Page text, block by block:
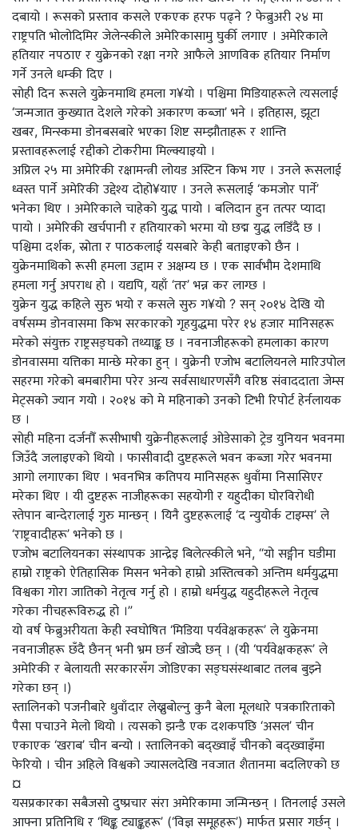
दबायो । रूसको प्रस्ताव कसले एकएक हरफ पढ्ने ? फेब्रुअरी २४ मा
राष्ट्रपति भोलोदिमिर जेलेन्स्कीले अमेरिकासामु घुर्की लगाए । अमेरिकाले
हतियार नपठाए र युक्रेनको रक्षा नगरे आफैले आणविक हतियार निर्माण
गर्ने उनले धम्की दिए ।
सोही दिन रूसले युक्रेनमाथि हमला ग¥यो । पश्चिमा मिडियाहरूले त्यसलाई
‘जन्मजात कुख्यात देशले गरेको अकारण कब्जा’ भने । इतिहास, झूटा
खबर, मिन्स्कमा डोनबसबारे भएका शिष्ट सम्झौताहरू र शान्ति
प्रस्तावहरूलाई रद्दीको टोकरीमा मिल्क्याइयो ।
अप्रिल २५ मा अमेरिकी रक्षामन्त्री लोयड अस्टिन किभ गए । उनले रूसलाई
ध्वस्त पार्ने अमेरिकी उद्देश्य दोहो¥याए । उनले रूसलाई ‘कमजोर पार्ने’
भनेका थिए । अमेरिकाले चाहेको युद्ध पायो । बलिदान हुन तत्पर प्यादा
पायो । अमेरिकी खर्चपानी र हतियारको भरमा यो छद्म युद्ध लडिँदै छ ।
पश्चिमा दर्शक, स्रोता र पाठकलाई यसबारे केही बताइएको छैन ।
युक्रेनमाथिको रूसी हमला उद्दाम र अक्षम्य छ । एक सार्वभौम देशमाथि
हमला गर्नु अपराध हो । यद्यपि, यहाँ ‘तर’ भन्न कर लाग्छ ।
युक्रेन युद्ध कहिले सुरु भयो र कसले सुरु ग¥यो ? सन् २०१४ देखि यो
वर्षसम्म डोनवासमा किभ सरकारको गृहयुद्धमा परेर १४ हजार मानिसहरू
मरेको संयुक्त राष्ट्रसङ्घको तथ्याङ्क छ । नवनाजीहरूको हमलाका कारण
डोनवासमा यत्तिका मान्छे मरेका हुन् । युक्रेनी एजोभ बटालियनले मारिउपोल
सहरमा गरेको बमबारीमा परेर अन्य सर्वसाधारणसँगै वरिष्ठ संवाददाता जेम्स
मेट्सको ज्यान गयो । २०१४ को मे महिनाको उनको टिभी रिपोर्ट हेर्नलायक
छ ।
सोही महिना दर्जनौँ रूसीभाषी युक्रेनीहरूलाई ओडेसाको ट्रेड युनियन भवनमा
जिउँदै जलाइएको थियो । फासीवादी दुष्टहरूले भवन कब्जा गरेर भवनमा
आगो लगाएका थिए । भवनभित्र कतिपय मानिसहरू धुवाँमा निसासिएर
मरेका थिए । यी दुष्टहरू नाजीहरूका सहयोगी र यहुदीका घोरविरोधी
स्तेपान बान्देरालाई गुरु मान्छन् । यिनै दुष्टहरूलाई ‘द न्युयोर्क टाइम्स’ ले
‘राष्ट्रवादीहरू’ भनेको छ ।
एजोभ बटालियनका संस्थापक आन्द्रेइ बिलेत्स्कीले भने, “यो सङ्गीन घडीमा
हाम्रो राष्ट्रको ऐतिहासिक मिसन भनेको हाम्रो अस्तित्वको अन्तिम धर्मयुद्धमा
विश्वका गोरा जातिको नेतृत्व गर्नु हो । हाम्रो धर्मयुद्ध यहुदीहरूले नेतृत्व
गरेका नीचहरूविरुद्ध हो ।”
यो वर्ष फेब्रुअरीयता केही स्वघोषित ‘मिडिया पर्यवेक्षकहरू’ ले युक्रेनमा
नवनाजीहरू छँदै छैनन् भनी भ्रम छर्न खोज्दै छन् । (यी ‘पर्यवेक्षकहरू’ ले
अमेरिकी र बेलायती सरकारसँग जोडिएका सङ्घसंस्थाबाट तलब बुझ्ने
गरेका छन् ।)
स्तालिनको पजनीबारे धुवाँदार लेख्नुबोल्नु कुनै बेला मूलधारे पत्रकारिताको
पैसा पचाउने मेलो थियो । त्यसको झन्डै एक दशकपछि ‘असल’ चीन
एकाएक ‘खराब’ चीन बन्यो । स्तालिनको बद्ख्वाइँ चीनको बद्ख्वाइँमा
फेरियो । चीन अहिले विश्वको ज्यासलदेखि नवजात शैतानमा बदलिएको छ
¤
यसप्रकारका सबैजसो दुष्प्रचार संरा अमेरिकामा जन्मिन्छन् । तिनलाई उसले
आफ्ना प्रतिनिधि र ‘थिङ्क ट्याङ्कहरू’ (‘विज्ञ समूहहरू’) मार्फत प्रसार गर्छन् ।